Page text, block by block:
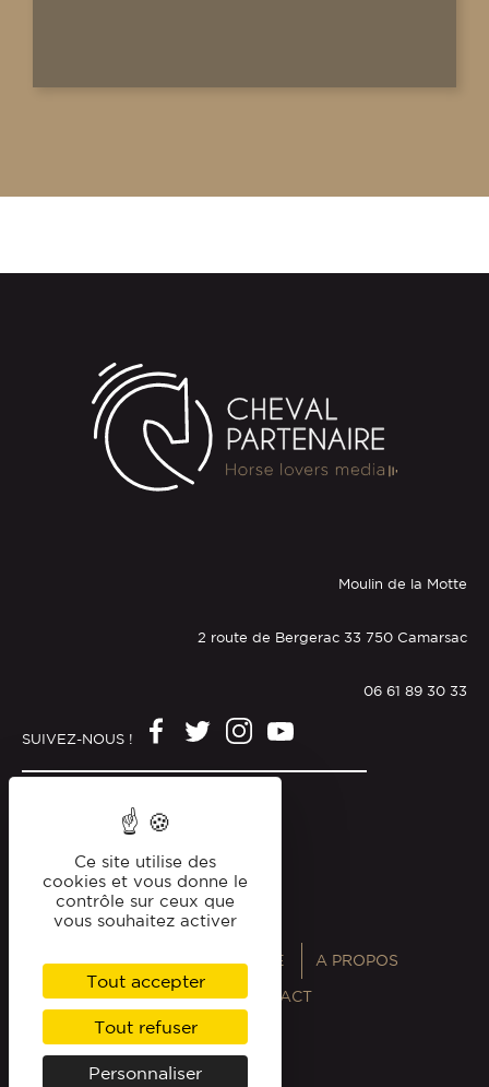
Moulin de la Motte
2 route de Bergerac 33 750 Camarsac
06 61 89 30 33
SUIVEZ-NOUS !
Politique de confidentialité
ANNUAIRES MAGAZINE A PROPOS
PROFESSIONNELS CONTACT
Ce site utilise des
cookies et vous donne le
contrôle sur ceux que
vous souhaitez activer
Tout accepter
Tout refuser
Personnaliser